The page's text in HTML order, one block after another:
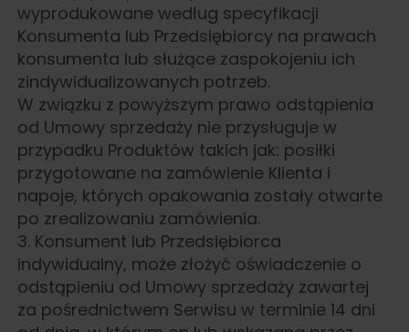
wyprodukowane według specyfikacji
Konsumenta lub Przedsiębiorcy na prawach
konsumenta lub służące zaspokojeniu ich
zindywidualizowanych potrzeb.
W związku z powyższym prawo odstąpienia
od Umowy sprzedaży nie przysługuje w
przypadku Produktów takich jak: posiłki
przygotowane na zamówienie Klienta i
napoje, których opakowania zostały otwarte
po zrealizowaniu zamówienia.
3. Konsument lub Przedsiębiorca
indywidualny, może złożyć oświadczenie o
odstąpieniu od Umowy sprzedaży zawartej
za pośrednictwem Serwisu w terminie 14 dni